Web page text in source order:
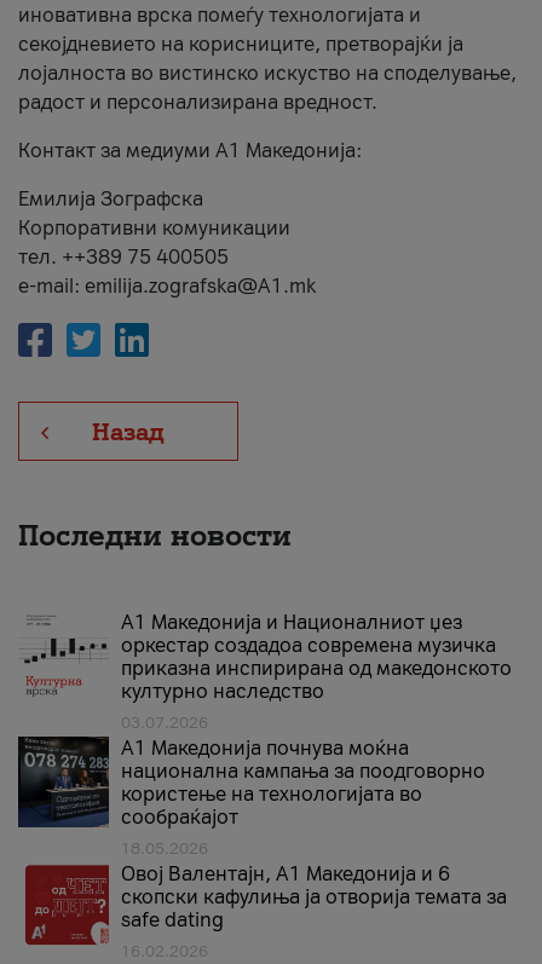
иновативна врска помеѓу технологијата и
секојдневието на корисниците, претворајќи ја
лојалноста во вистинско искуство на споделување,
радост и персонализирана вредност.
Контакт за медиуми А1 Македонија:
Емилија Зографска
Корпоративни комуникации
тел. ++389 75 400505
e-mail: emilija.zografska@A1.mk
Назад
Последни новости
А1 Македонија и Националниот џез
оркестар создадоа современа музичка
приказна инспирирана од македонското
културно наследство
03.07.2026
A1 Македонија почнува моќна
национална кампања за поодговорно
користење на технологијата во
сообраќајот
18.05.2026
Овој Валентајн, A1 Македонија и 6
скопски кафулиња ја отворија темата за
safe dating
16.02.2026